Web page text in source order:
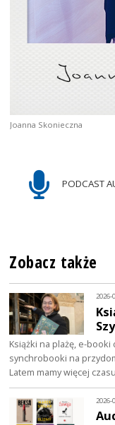
Joanna Skonieczna
PODCAST
Zobacz także
2026-
Książki na plażę, e-
synchrobooki na
Latem mamy więcej
2026-